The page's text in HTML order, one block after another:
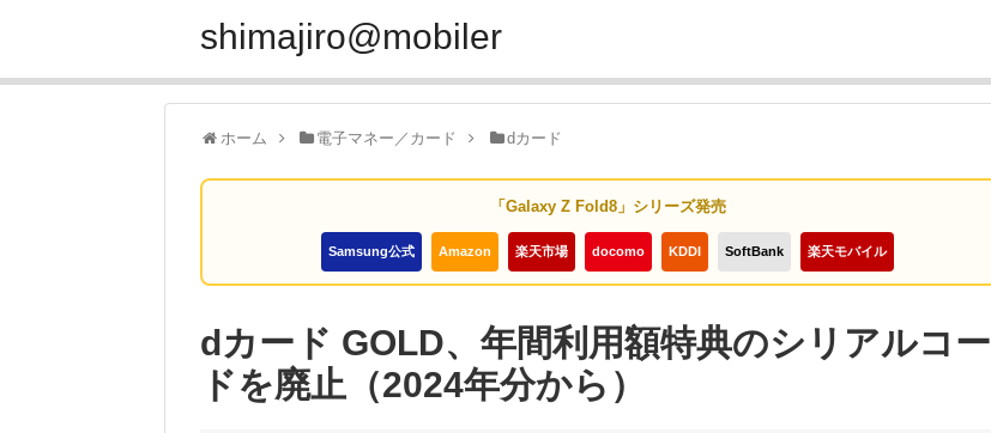
shimajiro@mobiler
ホーム 電子マネー／カード dカード
「Galaxy Z Fold8」シリーズ発売
Samsung公式 Amazon 楽天市場 docomo KDDI SoftBank 楽天モバイル
dカード GOLD、年間利用額特典のシリアルコー
ドを廃止（2024年分から）